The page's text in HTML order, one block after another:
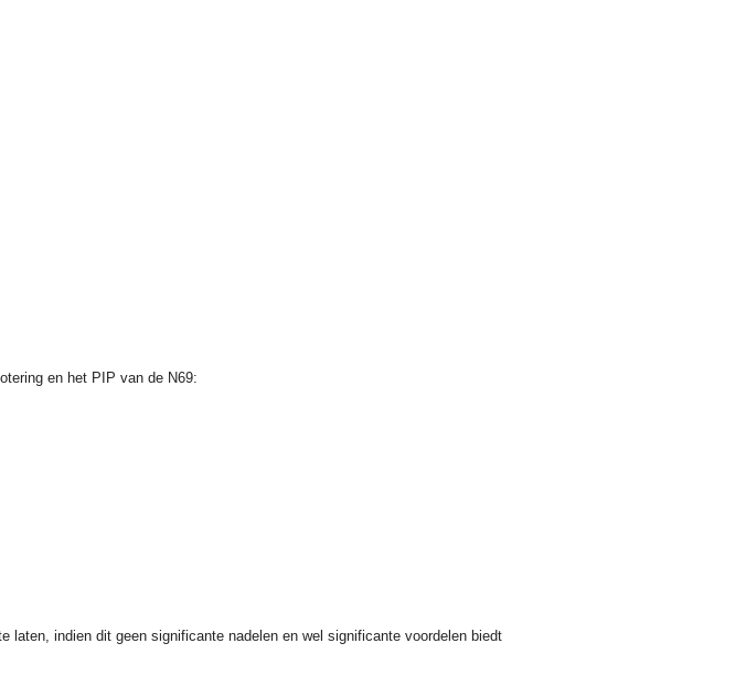
en het PIP van de N69:
laten, indien dit geen significante nadelen en wel significante voordelen biedt